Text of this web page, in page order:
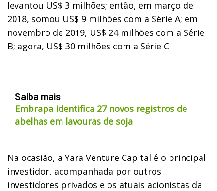
levantou US$ 3 milhões; então, em março de
2018, somou US$ 9 milhões com a Série A; em
novembro de 2019, US$ 24 milhões com a Série
B; agora, US$ 30 milhões com a Série C.
Saiba mais
Embrapa identifica 27 novos registros de
abelhas em lavouras de soja
Na ocasião, a Yara Venture Capital é o principal
investidor, acompanhada por outros
investidores privados e os atuais acionistas da